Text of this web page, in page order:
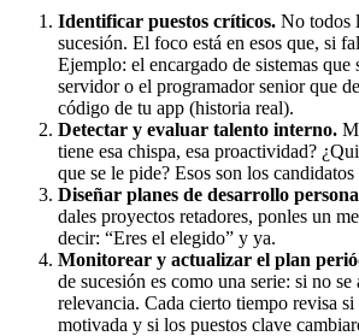
Identificar puestos críticos. No todos
sucesión. El foco está en esos que, si
Ejemplo: el encargado de sistemas que
servidor o el programador senior que
código de tu app (historia real).
Detectar y evaluar talento interno.
tiene esa chispa, esa proactividad?
que se le pide? Esos son los candidatos
Diseñar planes de desarrollo
dales proyectos retadores, ponles un
decir: “Eres el elegido” y ya.
Monitorear y actualizar el plan
de sucesión es como una serie: si no
relevancia. Cada cierto tiempo revisa si
motivada y si los puestos clave